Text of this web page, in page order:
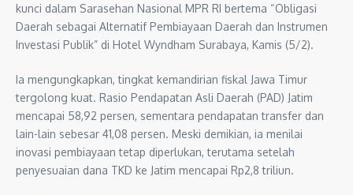
kunci dalam Sarasehan Nasional MPR RI bertema “Obligasi
Daerah sebagai Alternatif Pembiayaan Daerah dan Instrumen
Investasi Publik” di Hotel Wyndham Surabaya, Kamis (5/2).
Ia mengungkapkan, tingkat kemandirian fiskal Jawa Timur
tergolong kuat. Rasio Pendapatan Asli Daerah (PAD) Jatim
mencapai 58,92 persen, sementara pendapatan transfer dan
lain-lain sebesar 41,08 persen. Meski demikian, ia menilai
inovasi pembiayaan tetap diperlukan, terutama setelah
penyesuaian dana TKD ke Jatim mencapai Rp2,8 triliun.